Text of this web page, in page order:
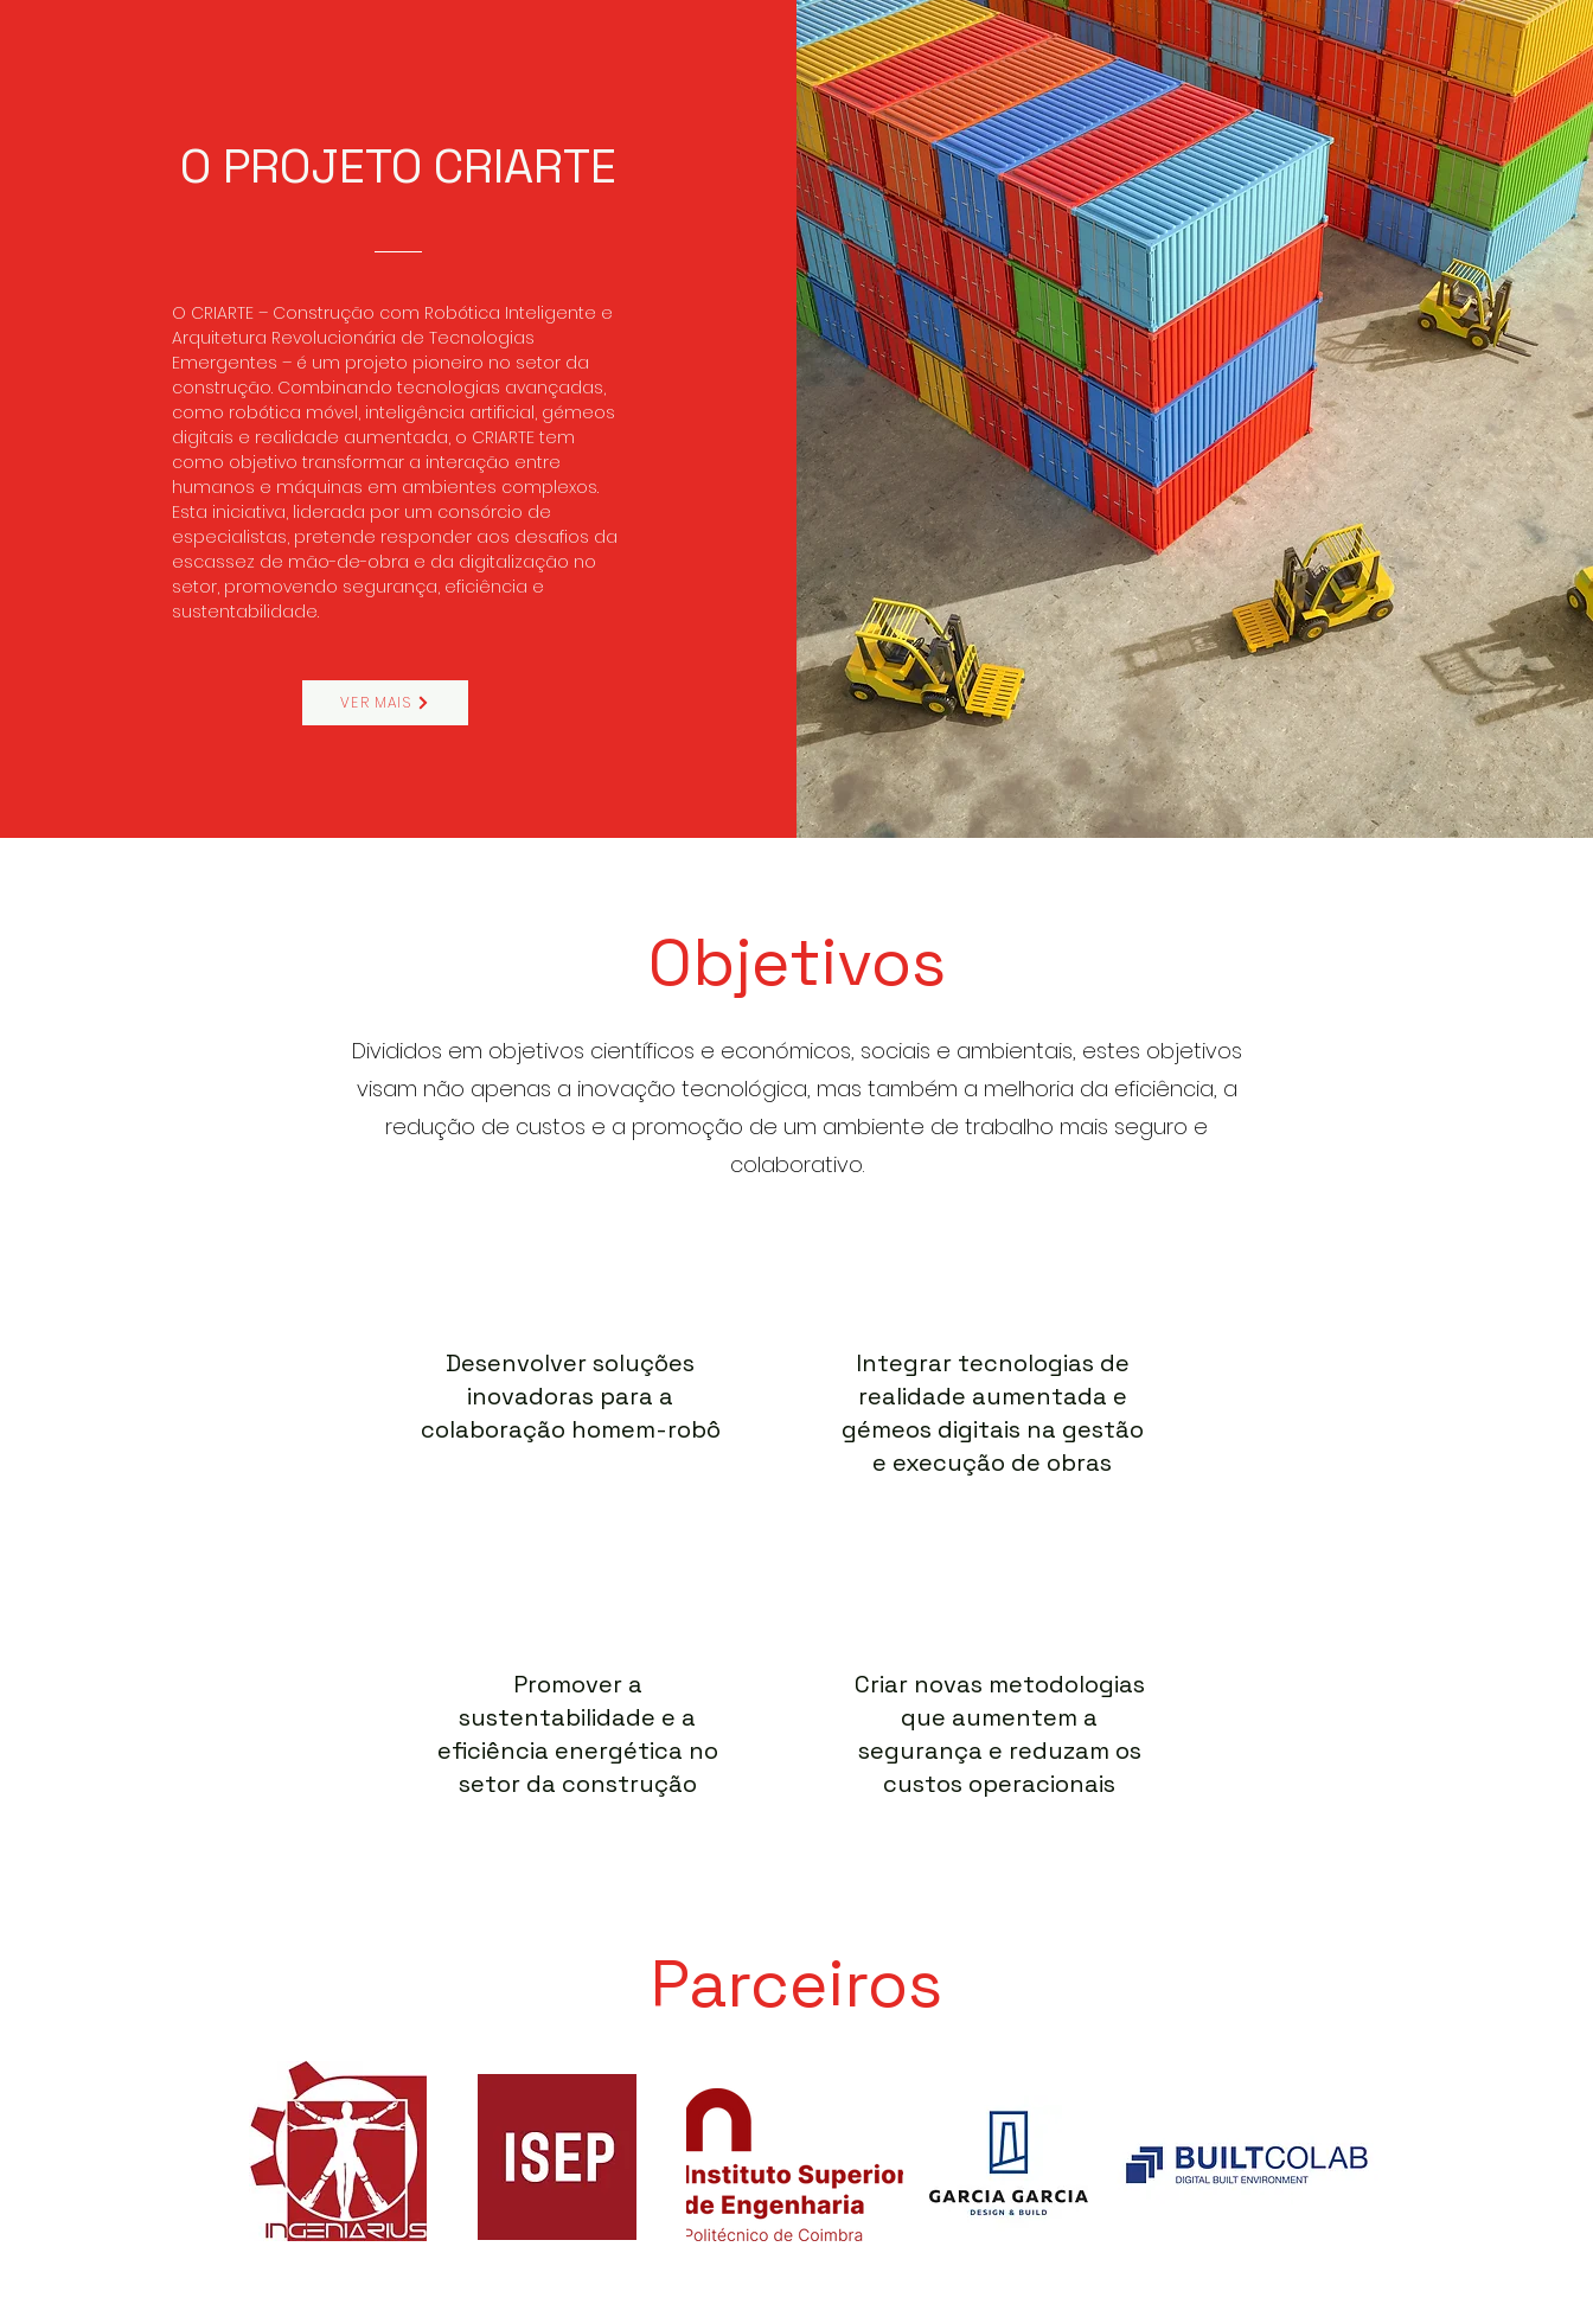
O PROJETO CRIARTE
O CRIARTE – Construção com Robótica Inteligente e
Arquitetura Revolucionária de Tecnologias
Emergentes – é um projeto pioneiro no setor da
construção. Combinando tecnologias avançadas,
como robótica móvel, inteligência artificial, gémeos
digitais e realidade aumentada, o CRIARTE tem
como objetivo transformar a interação entre
humanos e máquinas em ambientes complexos.
Esta iniciativa, liderada por um consórcio de
especialistas, pretende responder aos desafios da
escassez de mão-de-obra e da digitalização no
setor, promovendo segurança, eficiência e
sustentabilidade.
VER MAIS
Objetivos
Divididos em objetivos científicos e económicos, sociais e ambientais, estes objetivos
visam não apenas a inovação tecnológica, mas também a melhoria da eficiência, a
redução de custos e a promoção de um ambiente de trabalho mais seguro e
colaborativo.
Desenvolver soluções
inovadoras para a
colaboração homem-robô
Promover a
sustentabilidade e a
eficiência energética no
setor da construção
Integrar tecnologias de
realidade aumentada e
gémeos digitais na gestão
e execução de obras
Criar novas metodologias
que aumentem a
segurança e reduzam os
custos operacionais
Parceiros